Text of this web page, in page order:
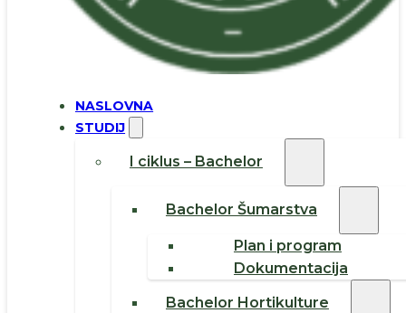
NASLOVNA
STUDIJ
I ciklus – Bachelor
Bachelor Šumarstva
Plan i program
Dokumentacija
Bachelor Hortikulture